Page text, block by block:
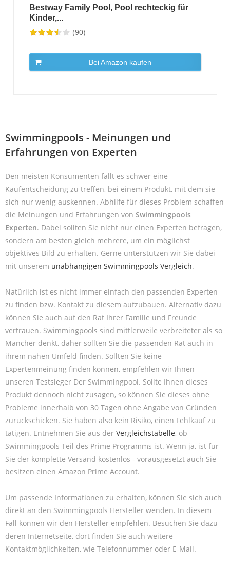
Bestway Family Pool, Pool rechteckig für
Kinder,...
(90)
Bei Amazon kaufen
Swimmingpools - Meinungen und
Erfahrungen von Experten
Den meisten Konsumenten fällt es schwer eine
Kaufentscheidung zu treffen, bei einem Produkt, mit dem sie
sich nur wenig auskennen. Abhilfe für dieses Problem schaffen
die Meinungen und Erfahrungen von Swimmingpools
Experten. Dabei sollten Sie nicht nur einen Experten befragen,
sondern am besten gleich mehrere, um ein möglichst
objektives Bild zu erhalten. Gerne unterstützen wir Sie dabei
mit unserem unabhängigen Swimmingpools Vergleich.
Natürlich ist es nicht immer einfach den passenden Experten
zu finden bzw. Kontakt zu diesem aufzubauen. Alternativ dazu
können Sie auch auf den Rat Ihrer Familie und Freunde
vertrauen. Swimmingpools sind mittlerweile verbreiteter als so
Mancher denkt, daher sollten Sie die passenden Rat auch in
ihrem nahen Umfeld finden. Sollten Sie keine
Expertenmeinung finden können, empfehlen wir Ihnen
unseren Testsieger Der Swimmingpool. Sollte Ihnen dieses
Produkt dennoch nicht zusagen, so können Sie dieses ohne
Probleme innerhalb von 30 Tagen ohne Angabe von Gründen
zurückschicken. Sie haben also kein Risiko, einen Fehlkauf zu
tätigen. Entnehmen Sie aus der Vergleichstabelle, ob
Swimmingpools Teil des Prime Programms ist. Wenn ja, ist für
Sie der komplette Versand kostenlos - vorausgesetzt auch Sie
besitzen einen Amazon Prime Account.
Um passende Informationen zu erhalten, können Sie sich auch
direkt an den Swimmingpools Hersteller wenden. In diesem
Fall können wir den Hersteller empfehlen. Besuchen Sie dazu
deren Internetseite, dort finden Sie auch weitere
Kontaktmöglichkeiten, wie Telefonnummer oder E-Mail.